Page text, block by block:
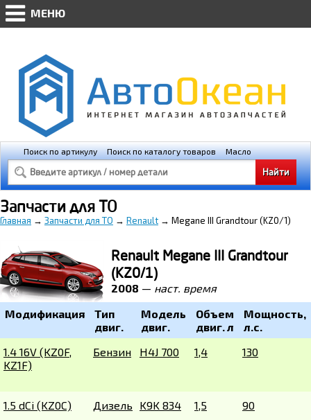
МЕНЮ
Поиск по артикулу Поиск по каталогу товаров
Масло
Освещение
Свечи зажигания
Запчасти для ТО
Главная → Запчасти для ТО → Renault → Megane III Grandtour (KZ0/1)
Renault Megane III Grandtour
(KZ0/1)
2008 — наст. время
Модификация
Тип
двиг.
Модель
двиг.
Объем
двиг. л
Мощность,
л.с.
1.4 16V (KZ0F,
KZ1F)
Бензин H4J 700 1,4 130
1.5 dCi (KZ0C) Дизель K9K 834 1,5 90